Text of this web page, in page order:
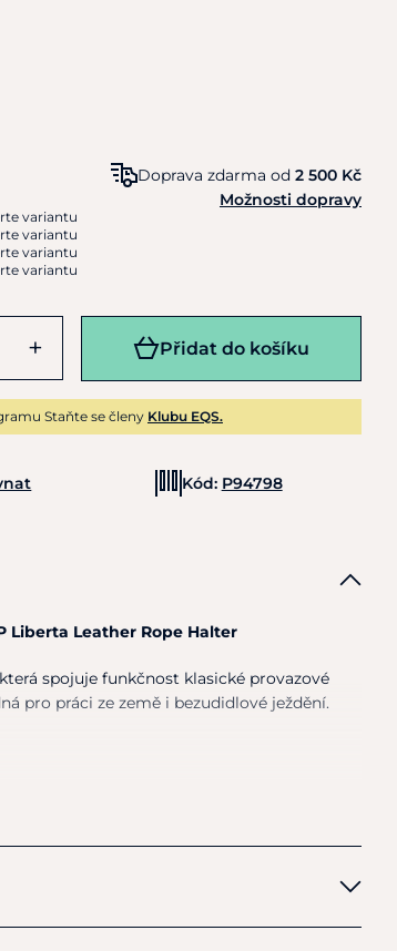
variantu
variantu
variantu
variantu
Doprava zdarma od 2 500 Kč
Možnosti dopravy
+ Přidat do košíku
Staňte se členy Klubu EQS.
Kód: P94798
Liberta Leather Rope Halter
spojuje funkčnost klasické provazové
pro práci ze země i bezudidlové ježdění.
koženém provedení
i bezudidlové ježdění
lanopro vyšší pevnost a stálost tvaru